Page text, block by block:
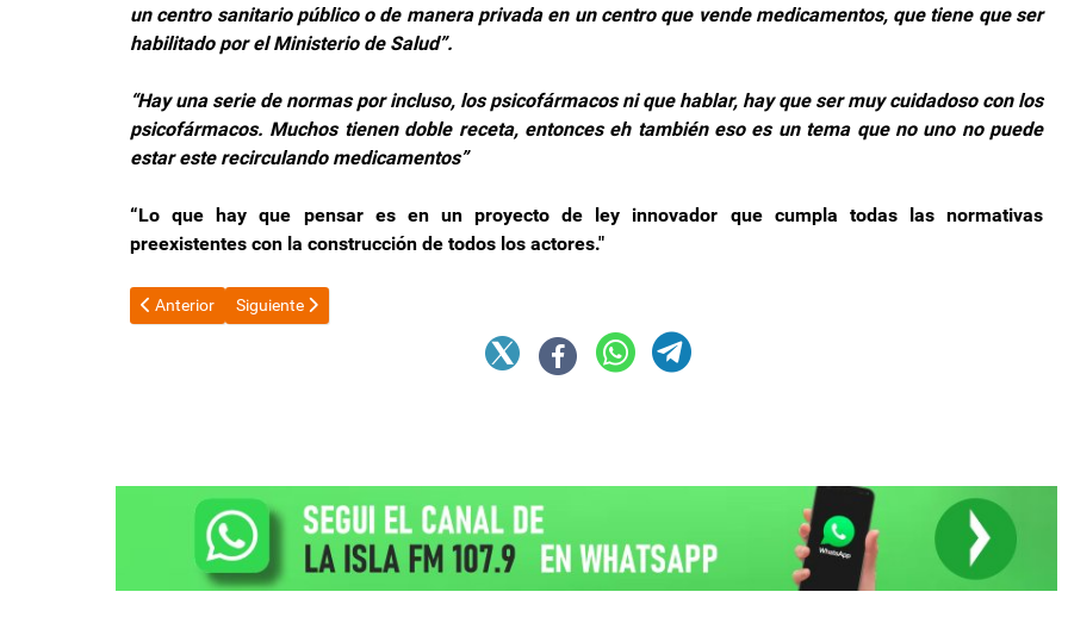
un centro sanitario público o de manera privada en un centro que vende medicamentos, que tiene que ser
habilitado por el Ministerio de Salud”.
“Hay una serie de normas por incluso, los psicofármacos ni que hablar, hay que ser muy cuidadoso con los
psicofármacos. Muchos tienen doble receta, entonces eh también eso es un tema que no uno no puede
estar este recirculando medicamentos”
“Lo que hay que pensar es en un proyecto de ley innovador que cumpla todas las normativas
preexistentes con la construcción de todos los actores."
Artículo anterior: Respuesta a la iniciativa de Galán“Las únicas autorizadas para la dispensa de medicamentos son las
Anterior Artículo siguiente: “Tenemos un buen diálogo con Diego Santilli, esperamos seguir teniendo una buena relación”
Siguiente